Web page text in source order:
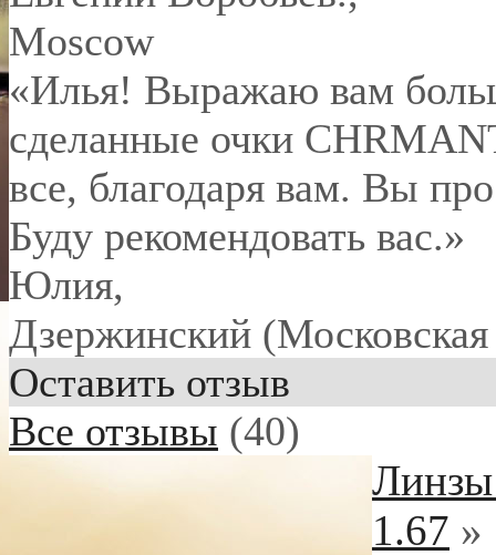
Moscow
«Илья! Выражаю вам
сделанные очки
все, благодаря вам. Вы
Буду рекомендовать вас.»
Юлия,
Дзержинский (Московская
Оставить отзыв
Все отзывы (40)
Линзы
1.67 »